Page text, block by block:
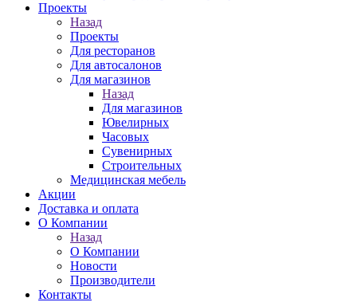
Проекты
Назад
Проекты
Для ресторанов
Для автосалонов
Для магазинов
Назад
Для магазинов
Ювелирных
Часовых
Сувенирных
Строительных
Медицинская мебель
Акции
Доставка и оплата
О Компании
Назад
О Компании
Новости
Производители
Контакты